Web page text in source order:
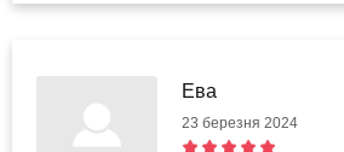
Ева
23 березня 2024